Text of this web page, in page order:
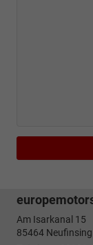
Am Isarkanal 15
85464